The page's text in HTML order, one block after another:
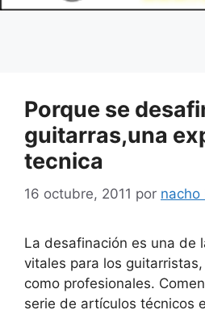
Porque se
guitarras,una
tecnica
16 octubre, 2011 por nacho
La desafinación es una de
vitales para los
como profesionales.
serie de artículos técnicos